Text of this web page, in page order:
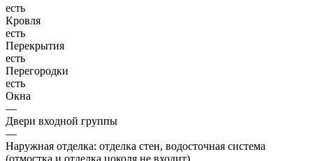
есть
Кровля
есть
Перекрытия
есть
Перегородки
есть
Окна
—
Двери входной группы
—
Наружная отделка: отделка стен, водосточная система
(отмостка и отделка цоколя не входит)